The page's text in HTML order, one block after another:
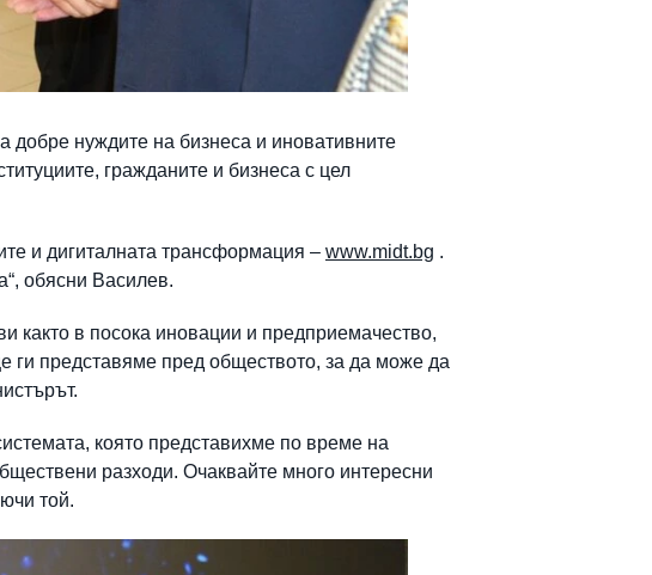
добре нуждите на бизнеса и иновативните
гражданите и бизнеса с цел
и дигиталната трансформация – www.midt.bg .
обясни Василев.
както в посока иновации и предприемачество,
ги представяме пред обществото, за да може да
която представихме по време на
разходи. Очаквайте много интересни
той.